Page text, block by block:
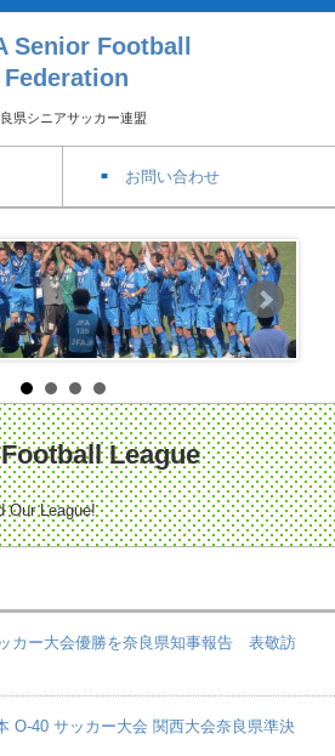
Senior Football
Federation
県シニアサッカー連盟
お問い合わせ
League
Our League!
カー大会優勝を奈良県知事報告 表敬訪
O-40 サッカー大会 関西大会奈良県準決